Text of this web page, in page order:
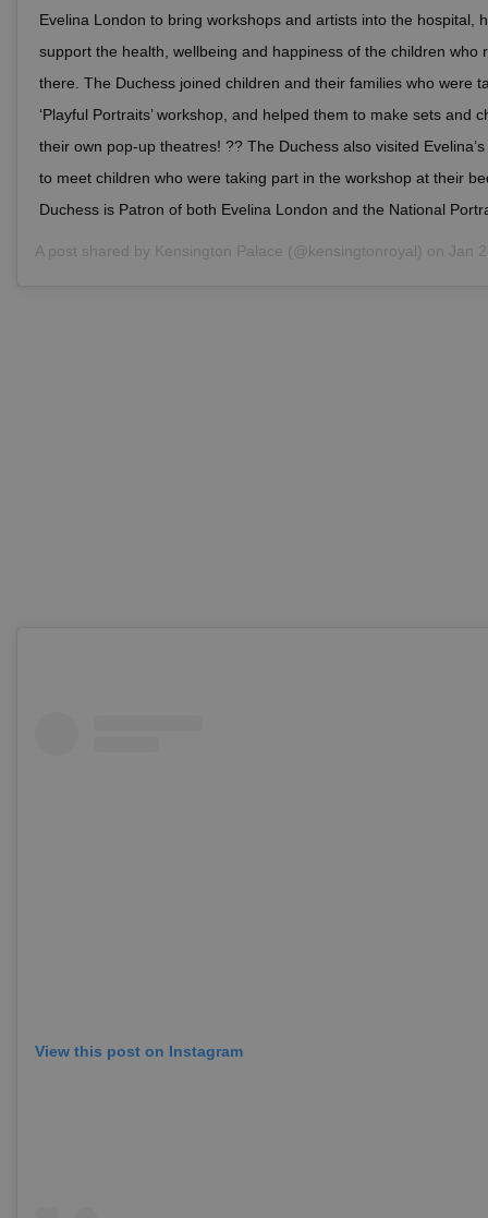
Evelina London to bring workshops and artists into the hospital,
support the health, wellbeing and happiness of the children who
there. The Duchess joined children and their families who were
‘Playful Portraits’ workshop, and helped them to make sets and
their own pop-up theatres! ?? The Duchess also visited
to meet children who were taking part in the workshop at their
Duchess is Patron of both Evelina London and the National
A post shared by Kensington Palace (@kensingtonroyal) on Jan 28,
View this post on Instagram